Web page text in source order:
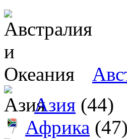
Азия (44)
Африка (47)